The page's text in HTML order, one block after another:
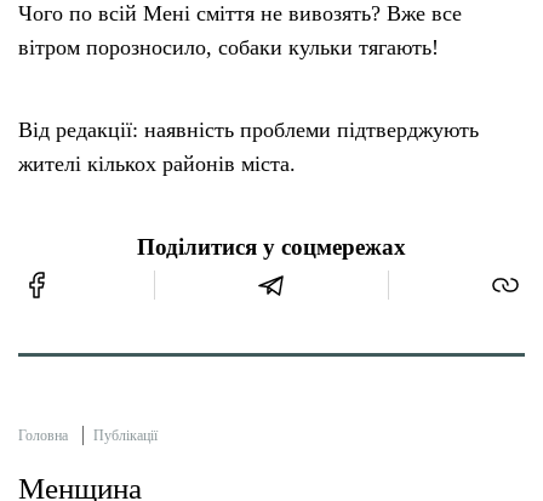
Чого по всій Мені сміття не вивозять? Вже все
вітром порозносило, собаки кульки тягають!
Від редакції: наявність проблеми підтверджують
жителі кількох районів міста.
Поділитися у соцмережах
Головна Публікації
Менщина